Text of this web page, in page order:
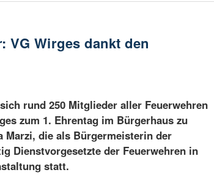
VG Wirges dankt den
rund 250 Mitglieder aller Feuerwehren
zum 1. Ehrentag im Bürgerhaus zu
die als Bürgermeisterin der
Dienstvorgesetzte der Feuerwehren in
statt.